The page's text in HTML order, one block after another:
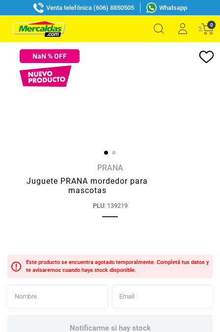
Venta telefónica (606) 8850505 Whatsapp
0
NaN % OFF
PRANA
Juguete PRANA mordedor para
mascotas
PLU: 139219